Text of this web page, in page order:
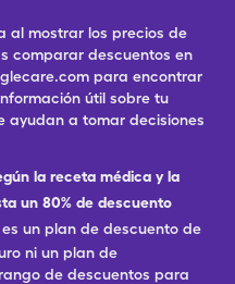
al mostrar los precios de
comparar descuentos en
para encontrar
útil sobre tu
ayudan a tomar decisiones
la receta médica y la
un 80% de descuento
es un plan de descuento de
ni un plan de
de descuentos para